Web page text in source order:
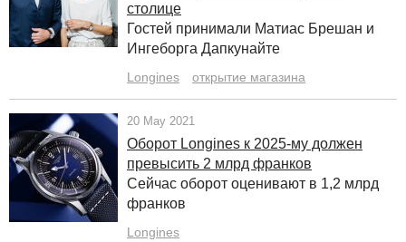
столице
Гостей принимали Матиас Брешан и
Ингеборга Дапкунайте
Longines открытие магазина
20 May 2021
Оборот Longines к 2025-му должен
превысить 2 млрд франков
Сейчас оборот оценивают в 1,2 млрд
франков
Longines